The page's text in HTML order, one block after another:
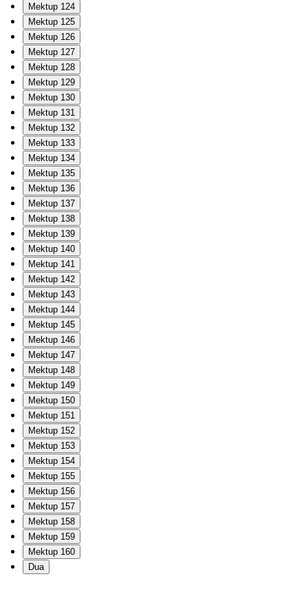
Mektup 124
Mektup 125
Mektup 126
Mektup 127
Mektup 128
Mektup 129
Mektup 130
Mektup 131
Mektup 132
Mektup 133
Mektup 134
Mektup 135
Mektup 136
Mektup 137
Mektup 138
Mektup 139
Mektup 140
Mektup 141
Mektup 142
Mektup 143
Mektup 144
Mektup 145
Mektup 146
Mektup 147
Mektup 148
Mektup 149
Mektup 150
Mektup 151
Mektup 152
Mektup 153
Mektup 154
Mektup 155
Mektup 156
Mektup 157
Mektup 158
Mektup 159
Mektup 160
Dua